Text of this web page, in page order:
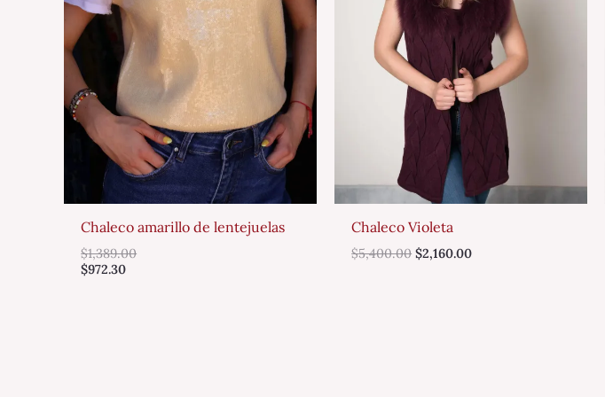
Chaleco amarillo de lentejuelas
$1,389.00
$972.30
Chaleco Violeta
$5,400.00 $2,160.00